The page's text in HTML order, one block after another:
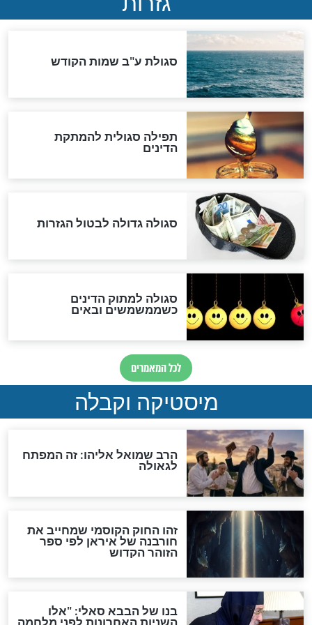
ההסכם החשאי של טראמפ
ואיראן: בלי שקיפות ועם הרבה
סימני שאלה
המסמך האבוד שנחשף
במרתפי מוסקבה: כתב היד
הנדיר של הרשב"ם התגלה
שורדת השואה שחוגגת 100:
"מודה לקב"ה על כל השנים"
לכל המאמרים
אחרית הימים
האם אפשר לחשב את הקץ?
מה יהיה בימות המשיח?